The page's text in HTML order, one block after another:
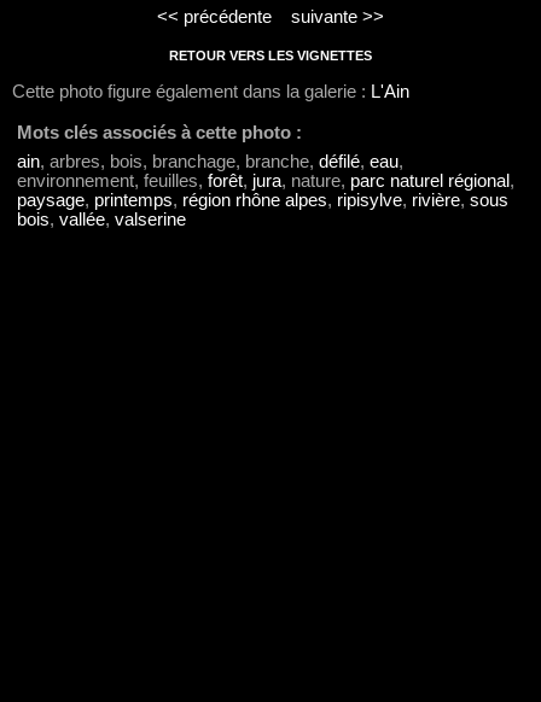
<< précédente suivante >>
RETOUR VERS LES VIGNETTES
Cette photo figure également dans la galerie : L'Ain
Mots clés associés à cette photo :
ain, arbres, bois, branchage, branche, défilé, eau,
environnement, feuilles, forêt, jura, nature, parc naturel régional,
paysage, printemps, région rhône alpes, ripisylve, rivière, sous
bois, vallée, valserine